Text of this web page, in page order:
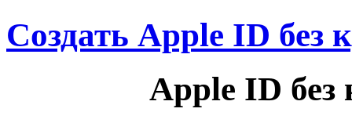
Cоздать Apple ID без
Apple ID без